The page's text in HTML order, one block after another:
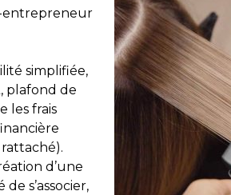
entrepreneur
simplifiée,
plafond de
les frais
d’une
s’associer,